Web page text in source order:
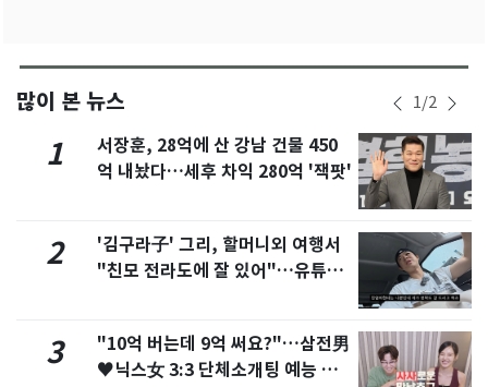
많이 본 뉴스 1/2
1
서장훈, 28억에 산 강남 건물 450
억 내놨다…세후 차익 280억 '잭팟'
2
'김구라子' 그리, 할머니외 여행서
"친모 전라도에 잘 있어"…유튜브
3
"10억 버는데 9억 써요?"…삼전男
♥닉스女 3:3 단체소개팅 예능 화